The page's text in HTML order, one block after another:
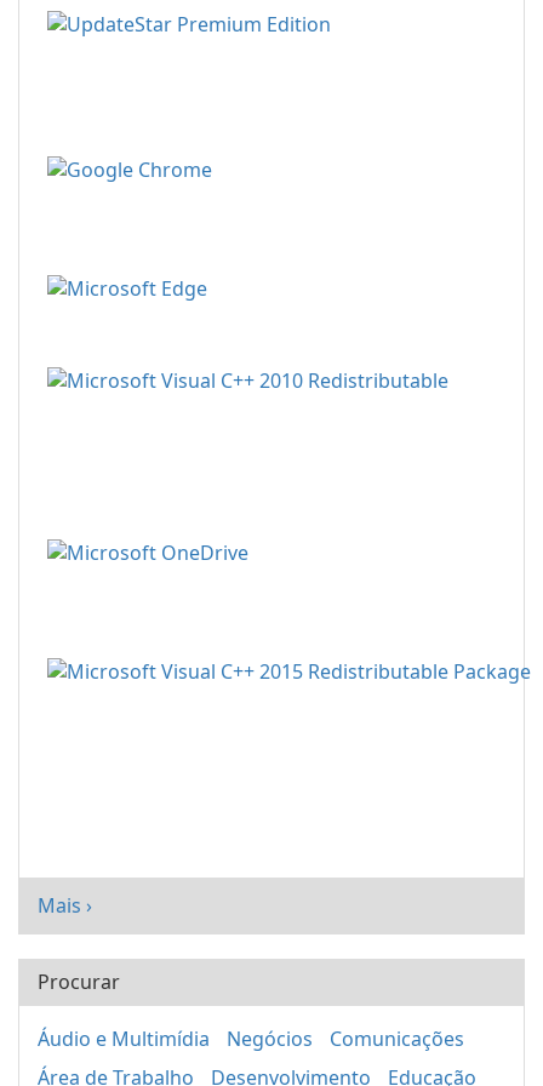
Mais ›
Procurar
Áudio e Multimídia Negócios
Comunicações
Área de Trabalho
Desenvolvimento Educação